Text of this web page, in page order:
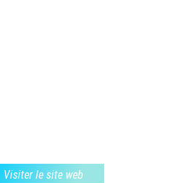
Visiter le site web